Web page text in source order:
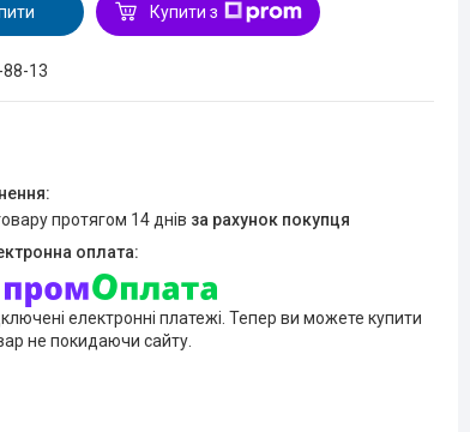
Купити з
88-13
протягом 14 днів за рахунок покупця
електронні платежі. Тепер ви можете купити
не покидаючи сайту.